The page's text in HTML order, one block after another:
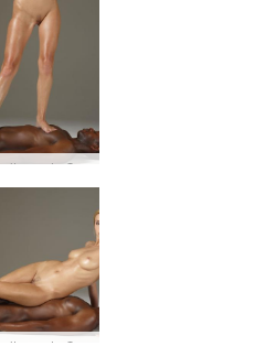
Esculturas de Coxy e Mike #38